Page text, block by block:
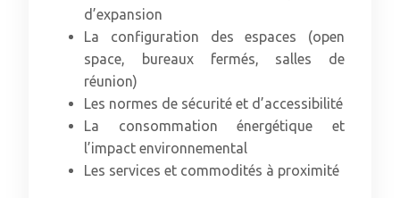
d’expansion
La configuration des espaces (open
space, bureaux fermés, salles de
réunion)
Les normes de sécurité et d’accessibilité
La consommation énergétique et
l’impact environnemental
Les services et commodités à proximité